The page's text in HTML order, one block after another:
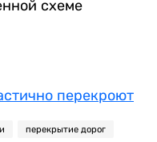
схеме
перекроют
перекрытие дорог